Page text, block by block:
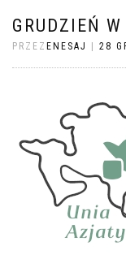
GRUDZIEŃ
PRZEZ ENESAJ 28